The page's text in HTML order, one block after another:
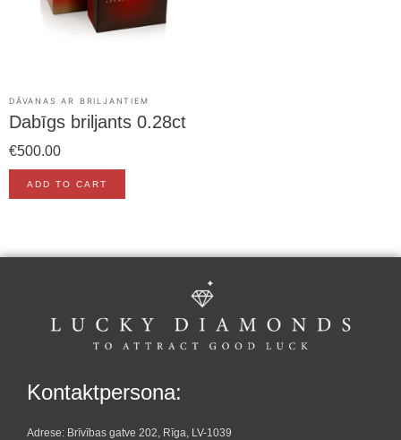
DĀVANAS AR BRILJANTIEM
Dabīgs briljants 0.28ct
€500.00
ADD TO CART
Kontaktpersona:
Adrese: Brīvības gatve 202, Rīga, LV-1039